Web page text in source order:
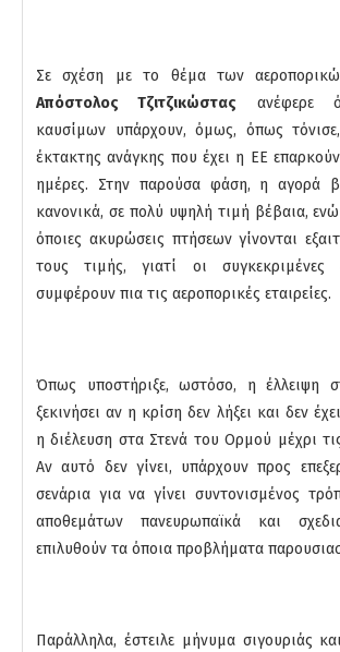
Σε σχέση με το θέμα των
Απόστολος Τζιτζικώστας ανέφερε
καυσίμων υπάρχουν, όμως, όπως
έκτακτης ανάγκης που έχει η ΕΕ
ημέρες. Στην παρούσα φάση, η αγορά
κανονικά, σε πολύ υψηλή τιμή βέβαια, ενώ
όποιες ακυρώσεις πτήσεων γίνονται
τους τιμής, γιατί οι συγκεκριμένες
συμφέρουν πια τις αεροπορικές εταιρείες.
Όπως υποστήριξε, ωστόσο, η έλλειψη
ξεκινήσει αν η κρίση δεν λήξει και δεν
η διέλευση στα Στενά του Ορμού μέχρι
Αν αυτό δεν γίνει, υπάρχουν προς
σενάρια για να γίνει συντονισμένος
αποθεμάτων πανευρωπαϊκά και
επιλυθούν τα όποια προβλήματα
Παράλληλα, έστειλε μήνυμα σιγουριάς